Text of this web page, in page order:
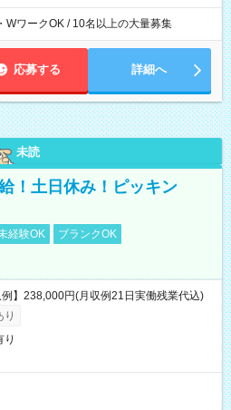
WワークOK / 10名以上の大量募集
応募する 詳細へ
未読
！土日休み！ピッキン
経験OK
ブランクOK
】238,000円(月収例21日実働残業代込)
り
り